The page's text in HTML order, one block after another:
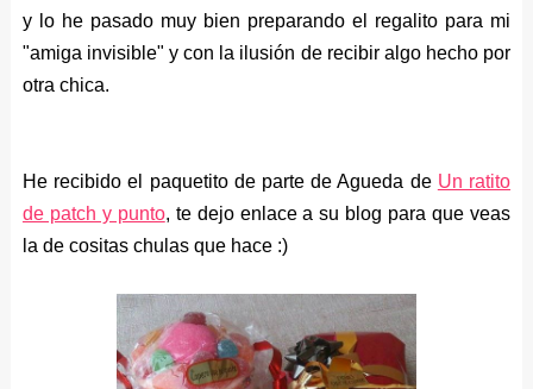
y lo he pasado muy bien preparando el regalito para mi
"amiga invisible" y con la ilusión de recibir algo hecho por
otra chica.
He recibido el paquetito de parte de Agueda de Un ratito
de patch y punto, te dejo enlace a su blog para que veas
la de cositas chulas que hace :)